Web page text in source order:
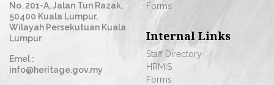
No. 201-A, Jalan Tun Razak,
50400 Kuala Lumpur,
Wilayah Persekutuan Kuala
Lumpur
Emel :
info@heritage.gov.my
Forms
Internal Links
Staff Directory
HRMIS
Forms